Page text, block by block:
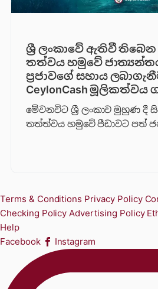
ශ්‍රී ලංකාවේ ඇතිවී
තත්වය හමුවේ ජාත්‍යන්තර
ප්‍රජාවගේ සහාය
CeylonCash මූලිකත්වය
මේවනවිට ශ්‍රී ලංකාව මුහුණ දී
තත්ත්වය හමුවේ පීඩාවට පත්
Terms & Conditions Privacy Policy
Checking Policy Advertising Policy
Help
Facebook
Instagram